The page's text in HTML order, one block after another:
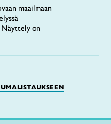
maailmaan
on